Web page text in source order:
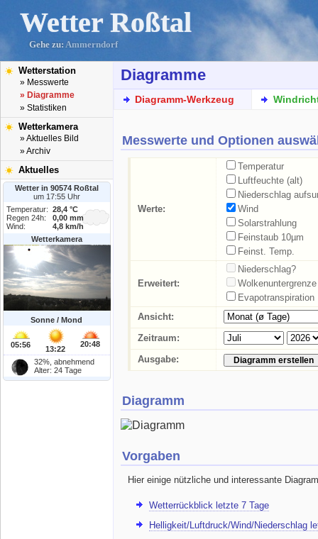
Wetter Roßtal
Gehe zu: Ammerndorf
Wetterstation
» Messwerte
» Diagramme
» Statistiken
Wetterkamera
» Aktuelles Bild
» Archiv
Aktuelles
Wetter in 90574 Roßtal
um 17:55 Uhr
Temperatur:
28,4 °C
Regen 24h:
0,00 mm
Wind:
4,8 km/h
Wetterkamera
Sonne / Mond
05:56 13:22
20:48
32%, abnehmend
Alter: 24 Tage
Diagramme
Diagramm-Werkzeug
Messwerte und Optionen
Werte:
Temperatur
Luftfeuchte (alt)
Niederschlag
Wind
Solarstrahlung
Feinstaub 10µm
Feinst. Temp.
Erweitert:
Niederschlag?
Evapotranspiration
Ansicht:
Zeitraum:
Ausgabe:
Diagramm
Vorgaben
Hier einige nützliche und interessante
Wetterrückblick letzte 7 Tage
Helligkeit/Luftdruck/Wind/Niederschlag